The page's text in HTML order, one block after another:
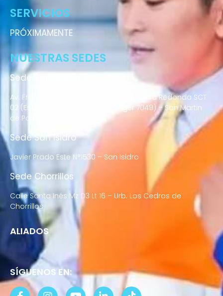
NUESTRAS SEDES
Sede San Martín de Porres
Av. Francisco Bolognesi Nro. 101 Urb. Mesa Redonda SCT
02 (Esquina con Av. Gerardo Unger 7049) – San Martin
de Porres
Sede San Isidro
Javier Prado Este N°1530 – San Isidro
Sede Chorrillos
Calle Santa Inés Mz D3 Lt 16 – Urb. Los Cedros de
Chorrillos
SERVICIOS
PRÓXIMAMENTE
ALIADOS
SÍGUENOS EN: